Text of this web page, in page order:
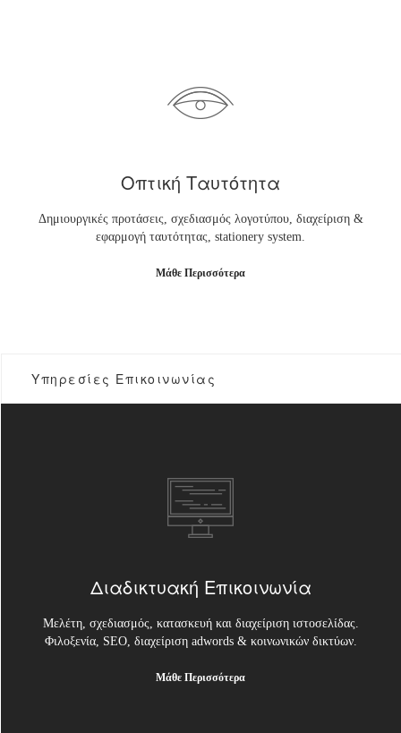
Οπτική Ταυτότητα
Δημιουργικές προτάσεις, σχεδιασμός λογοτύπου, διαχείριση &
εφαρμογή ταυτότητας, stationery system.
Μάθε Περισσότερα
Υπηρεσίες Επικοινωνίας
Διαδικτυακή Επικοινωνία
Μελέτη, σχεδιασμός, κατασκευή και διαχείριση ιστοσελίδας.
Φιλοξενία, SEO, διαχείριση adwords & κοινωνικών δικτύων.
Μάθε Περισσότερα